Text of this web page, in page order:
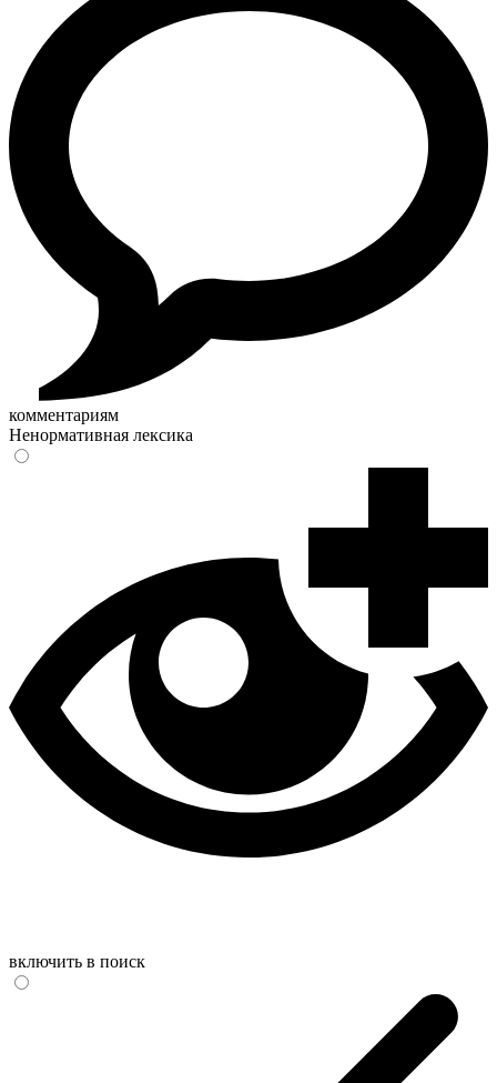
комментариям
Ненормативная лексика
включить в поиск